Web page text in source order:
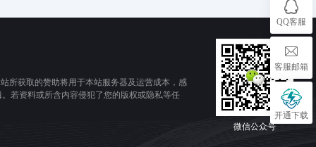
所获取的赞助将用于本站服务器及运营成本，感
若资料或所含内容侵犯了您的版权或隐私等任
微信公众号
QQ客服
客服邮箱
开通下载